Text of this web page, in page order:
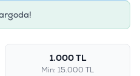
1.000 TL
Min: 15.000 TL